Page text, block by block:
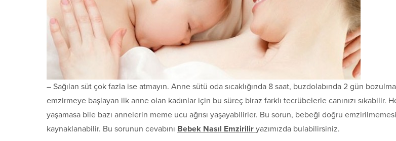
– Sağılan süt çok fazla ise atmayın. Anne sütü oda sıcaklığın­da 8 saat, buzdolabında 2 gün
emzirmeye başlayan ilk anne olan kadınlar için bu süreç biraz farklı tecrübelerle canınızı sıkabilir.
yaşamasa bile bazı annelerin meme ucu ağrısı yaşayabilirler. Bu sorun, bebeği doğru
kaynaklanabilir. Bu sorunun cevabını Bebek Nasıl Emzirilir yazımızda bulabilirsiniz.